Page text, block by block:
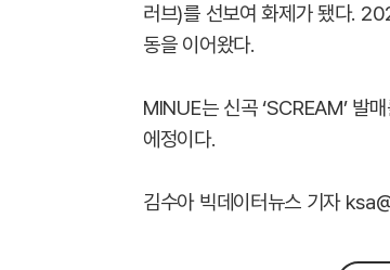
러브)를 선보여 화제가 됐다.
동을 이어왔다.
MINUE는 신곡 ‘SCREAM’ 발
에정이다.
김수아 빅데이터뉴스 기자